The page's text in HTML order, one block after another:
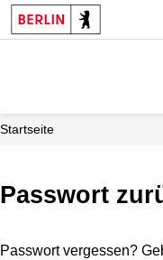
Startseite
Passwort
Passwort vergessen?